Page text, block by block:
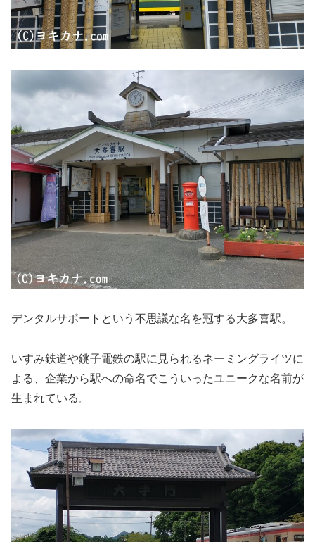
デンタルサポートという不思議な名を冠する大多喜駅。
いすみ鉄道や銚子電鉄の駅に見られるネーミングライツに
よる、企業から駅への命名でこういったユニークな名前が
生まれている。